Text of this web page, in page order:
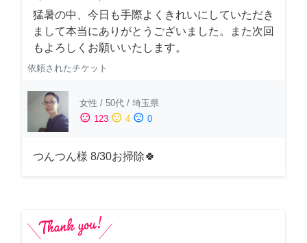
猛暑の中、今日も手際よくきれいにしていただき
まして本当にありがとうございました。また次回
もよろしくお願いいたします。
依頼されたチケット
女性 / 50代 / 埼玉県
sentiment_satisfied 123 sentiment_neutral 4 sentiment_dissatisfied 0
つんつん様 8/30お掃除🍀